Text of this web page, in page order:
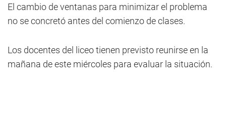
El cambio de ventanas para minimizar el problema
no se concretó antes del comienzo de clases.
Los docentes del liceo tienen previsto reunirse en la
mañana de este miércoles para evaluar la situación.